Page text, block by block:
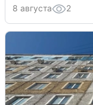
8 августа 2